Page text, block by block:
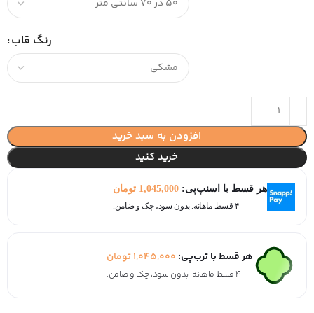
رنگ قاب
افزودن به سبد خرید
خرید کنید
هر قسط با اسنپ‌پی:1,045,000 تومان
۴ قسط ماهانه. بدون سود، چک و ضامن.
هر قسط با ترب‌پی: 1,045,000تومان
۴ قسط ماهانه. بدون سود، چک و ضامن.